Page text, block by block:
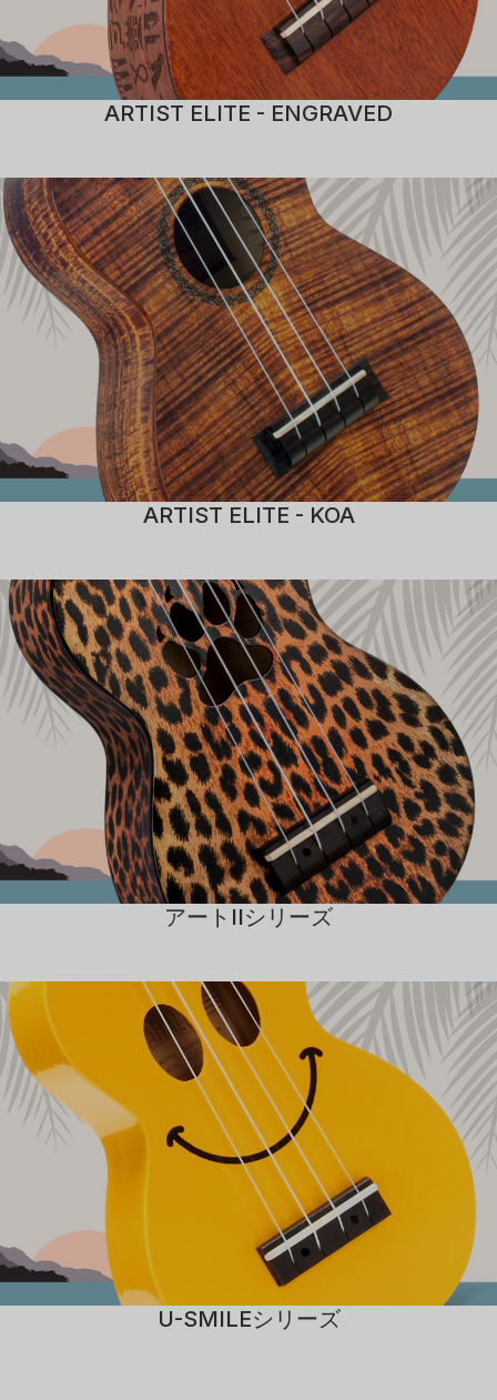
ARTIST ELITE - ENGRAVED
ARTIST ELITE - KOA
アートIIシリーズ
U-SMILEシリーズ